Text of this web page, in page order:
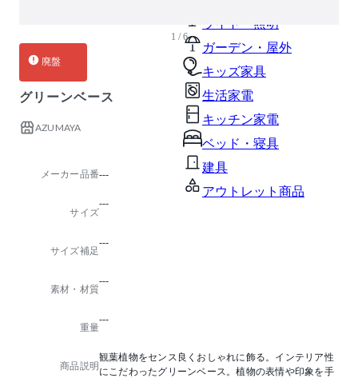
ライト・照明
ガーデン・屋外
キッズ家具
生活家電
キッチン家電
ベッド・寝具
建具
アウトレット商品
1 / 6
廃盤
グリーンベース
AZUMAYA
メーカー品番---
サイズ
---
サイズ補足
---
素材・材質
---
重量
---
商品説明
観葉植物をセンス良くおしゃれに飾る。インテリア性
にこだわったグリーンベース。植物の表情や印象を手